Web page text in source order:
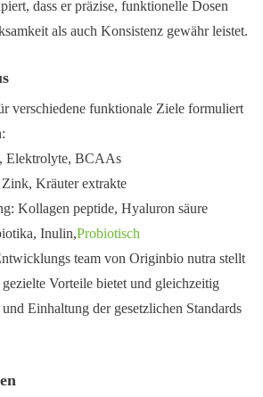
dass er präzise, funktionelle Dosen
als auch Konsistenz gewähr leistet.
verschiedene funktionale Ziele formuliert
Elektrolyte, BCAAs
Kräuter extrakte
Kollagen peptide, Hyaluron säure
Inulin,Probiotisch
team von Originbio nutra stellt
Vorteile bietet und gleichzeitig
Einhaltung der gesetzlichen Standards